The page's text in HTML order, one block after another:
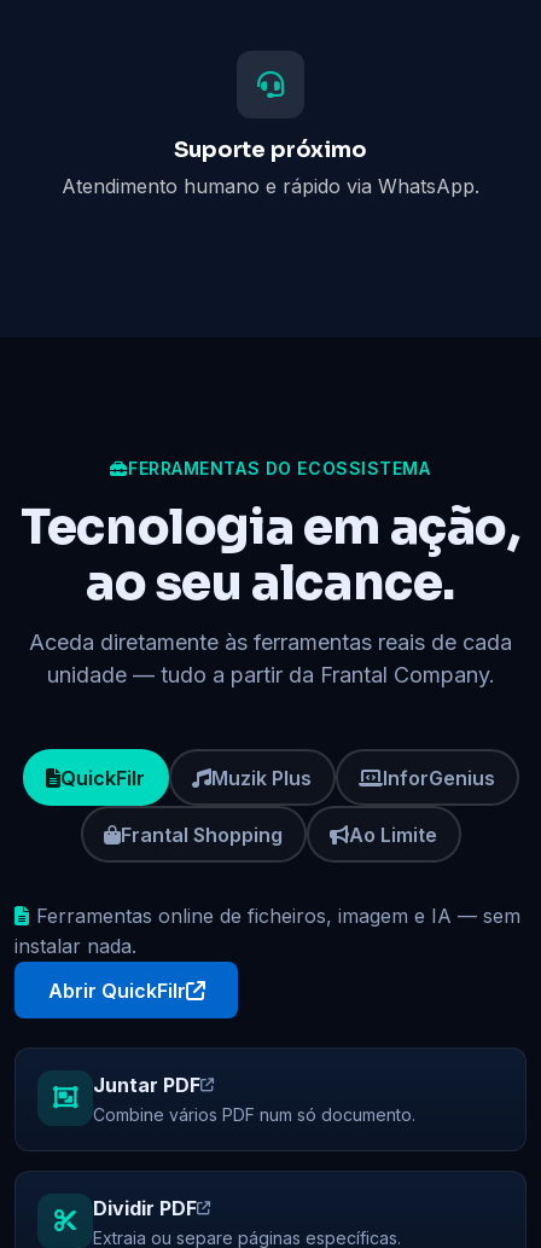
Suporte próximo
Atendimento humano e rápido via WhatsApp.
FERRAMENTAS DO ECOSSISTEMA
Tecnologia em ação,
ao seu alcance.
Aceda diretamente às ferramentas reais de cada
unidade — tudo a partir da Frantal Company.
QuickFilr Muzik Plus InforGenius
Frantal Shopping Ao Limite
Ferramentas online de ficheiros, imagem e IA — sem
instalar nada.
Abrir QuickFilr
Juntar PDF
Combine vários PDF num só documento.
Dividir PDF
Extraia ou separe páginas específicas.